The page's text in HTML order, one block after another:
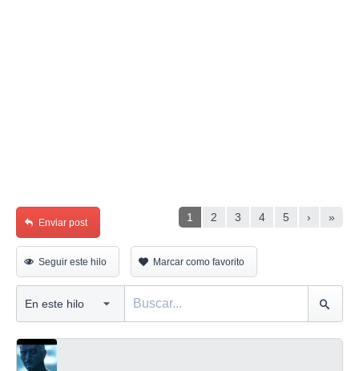
1 2 3 4 5 › »
Enviar post
Seguir este hilo Marcar como favorito